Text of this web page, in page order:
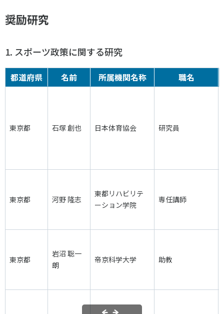
奨励研究
1. スポーツ政策に関する研究
都道府県 名前 所属機関名称 職名
東京都 石塚 創也 日本体育協会 研究員
東京都 河野 隆志
東都リハビリテ
ーション学院
専任講師
東京都
岩沼 聡一
朗
帝京科学大学 助教